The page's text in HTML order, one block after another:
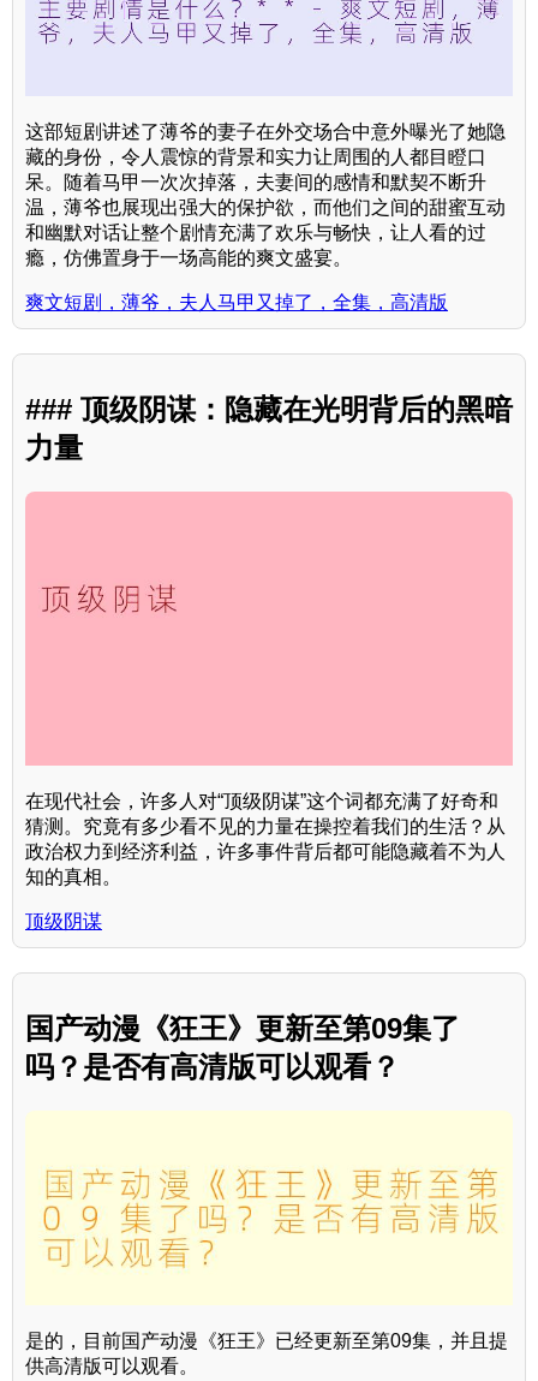
这部短剧讲述了薄爷的妻子在外交场合中意外曝光了她隐
藏的身份，令人震惊的背景和实力让周围的人都目瞪口
呆。随着马甲一次次掉落，夫妻间的感情和默契不断升
温，薄爷也展现出强大的保护欲，而他们之间的甜蜜互动
和幽默对话让整个剧情充满了欢乐与畅快，让人看的过
瘾，仿佛置身于一场高能的爽文盛宴。
爽文短剧，薄爷，夫人马甲又掉了，全集，高清版
### 顶级阴谋：隐藏在光明背后的黑暗
力量
在现代社会，许多人对“顶级阴谋”这个词都充满了好奇和
猜测。究竟有多少看不见的力量在操控着我们的生活？从
政治权力到经济利益，许多事件背后都可能隐藏着不为人
知的真相。
顶级阴谋
国产动漫《狂王》更新至第09集了
吗？是否有高清版可以观看？
是的，目前国产动漫《狂王》已经更新至第09集，并且提
供高清版可以观看。